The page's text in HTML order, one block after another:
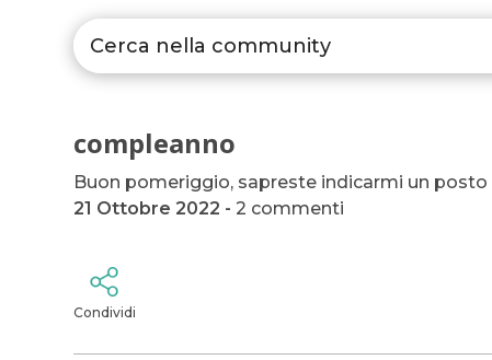
compleanno
Buon pomeriggio, sapreste indicarmi un
21 Ottobre 2022 -2 commenti
Condividi